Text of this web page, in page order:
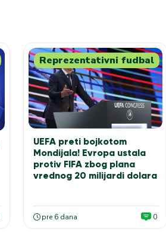
Reprezentativni fudbal
UEFA preti bojkotom
Mondijala! Evropa ustala
protiv FIFA zbog plana
vrednog 20 milijardi dolara
pre 6 dana 0